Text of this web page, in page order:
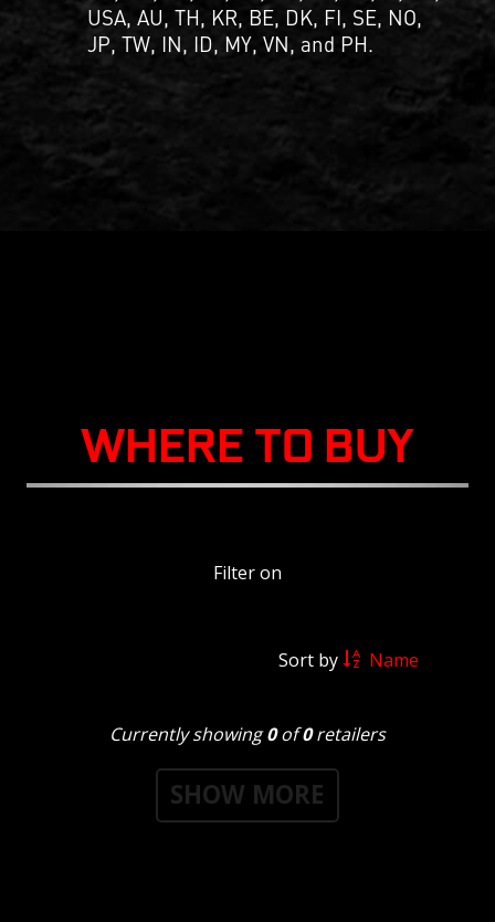
USA, AU, TH, KR, BE, DK, FI, SE, NO,
JP, TW, IN, ID, MY, VN, and PH.
WHERE TO BUY
Filter onSubmit
Sort by Name
Currently showing0of0retailers
SHOW MORE